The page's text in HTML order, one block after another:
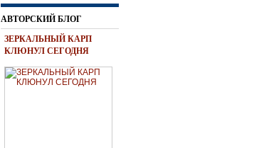
АВТОРСКИЙ БЛОГ
ЗЕРКАЛЬНЫЙ КАРП
КЛЮНУЛ СЕГОДНЯ